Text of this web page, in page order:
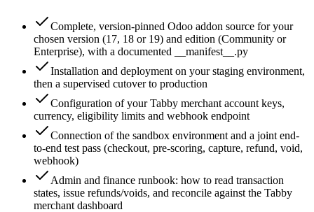
Complete, version-pinned Odoo addon source for your
chosen version (17, 18 or 19) and edition (Community or
Enterprise), with a documented __manifest__.py
Installation and deployment on your staging environment,
then a supervised cutover to production
Configuration of your Tabby merchant account keys,
currency, eligibility limits and webhook endpoint
Connection of the sandbox environment and a joint end-
to-end test pass (checkout, pre-scoring, capture, refund, void,
webhook)
Admin and finance runbook: how to read transaction
states, issue refunds/voids, and reconcile against the Tabby
merchant dashboard